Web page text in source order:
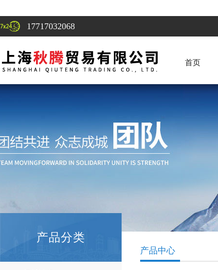
17717032068
首页
产品分类
产品中心